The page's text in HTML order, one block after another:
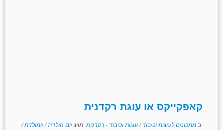
קאפקייקס או עוגת רקדנית
ב מתכונים לעוגות וכיבוד/עוגות וכיבוד - רקדנית תויגיום הולדת/יומולדת/